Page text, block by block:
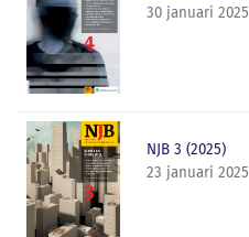
30 januari 2025
NJB 3 (2025)
23 januari 2025